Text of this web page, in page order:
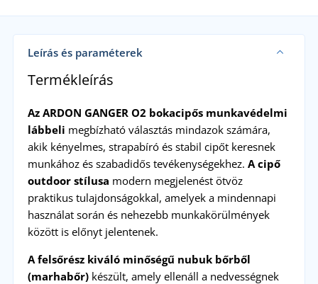
Leírás és paraméterek
Termékleírás
Az ARDON GANGER O2 bokacipős munkavédelmi
lábbeli megbízható választás mindazok számára,
akik kényelmes, strapabíró és stabil cipőt keresnek
munkához és szabadidős tevékenységekhez. A cipő
outdoor stílusa modern megjelenést ötvöz
praktikus tulajdonságokkal, amelyek a mindennapi
használat során és nehezebb munkakörülmények
között is előnyt jelentenek.
A felsőrész kiváló minőségű nubuk bőrből
(marhabőr)készült, amely ellenáll a nedvességnek